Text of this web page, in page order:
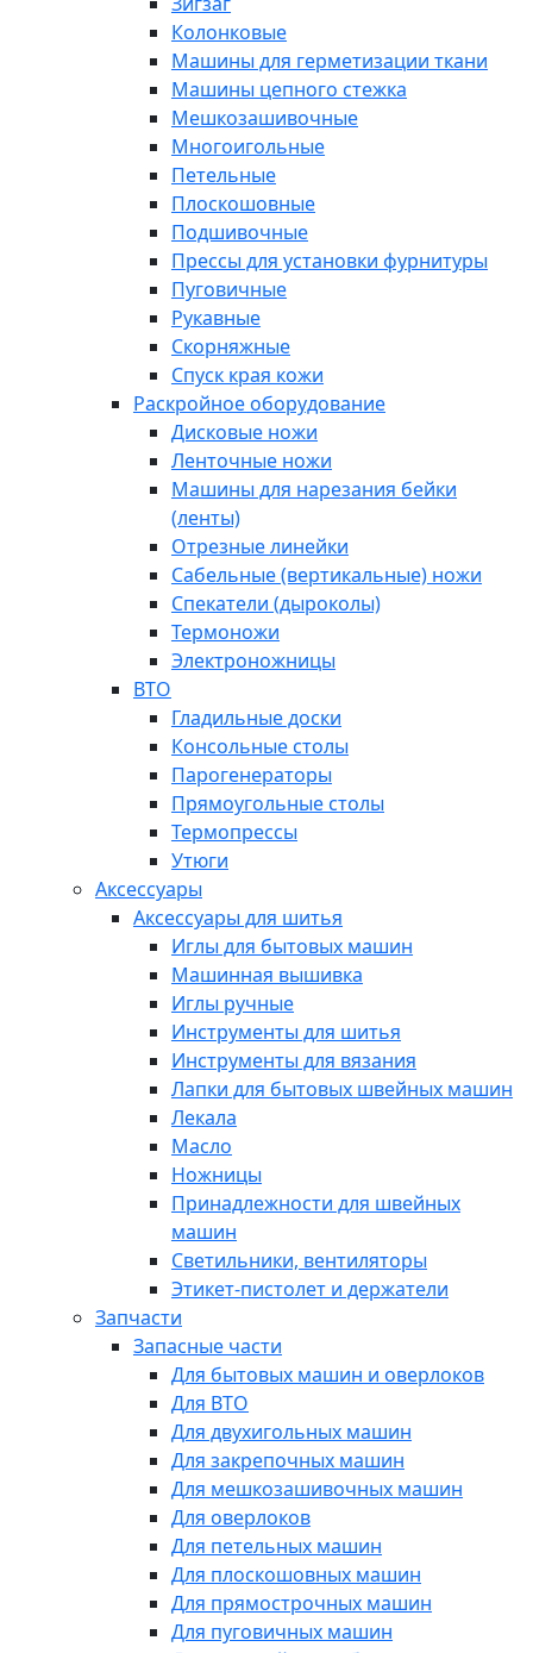
Колонковые
Машины для герметизации ткани
Машины цепного стежка
Мешкозашивочные
Многоигольные
Петельные
Плоскошовные
Подшивочные
Прессы для установки фурнитуры
Пуговичные
Рукавные
Скорняжные
Спуск края кожи
Раскройное оборудование
Дисковые ножи
Ленточные ножи
Машины для нарезания бейки
(ленты)
Отрезные линейки
Сабельные (вертикальные) ножи
Спекатели (дыроколы)
Термоножи
Электроножницы
ВТО
Гладильные доски
Консольные столы
Парогенераторы
Прямоугольные столы
Термопрессы
Утюги
Аксессуары
Аксессуары для шитья
Иглы для бытовых машин
Машинная вышивка
Иглы ручные
Инструменты для шитья
Инструменты для вязания
Лапки для бытовых швейных машин
Лекала
Масло
Ножницы
Принадлежности для швейных
машин
Светильники, вентиляторы
Этикет-пистолет и держатели
Запчасти
Запасные части
Для бытовых машин и оверлоков
Для ВТО
Для двухигольных машин
Для закрепочных машин
Для мешкозашивочных машин
Для оверлоков
Для петельных машин
Для плоскошовных машин
Для прямострочных машин
Для пуговичных машин